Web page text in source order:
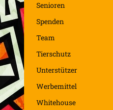
Senioren
Spenden
Team
Tierschutz
Unterstützer
Werbemittel
Whitehouse